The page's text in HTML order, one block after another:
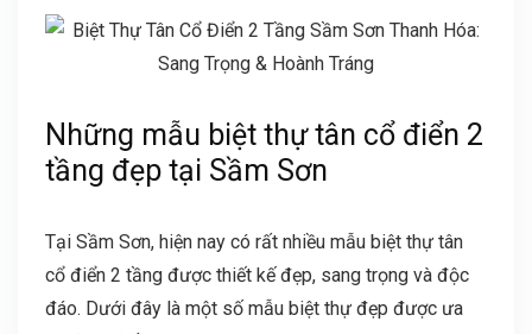
Những mẫu biệt thự tân cổ điển 2
tầng đẹp tại Sầm Sơn
Tại Sầm Sơn, hiện nay có rất nhiều mẫu biệt thự tân
cổ điển 2 tầng được thiết kế đẹp, sang trọng và độc
đáo. Dưới đây là một số mẫu biệt thự đẹp được ưa